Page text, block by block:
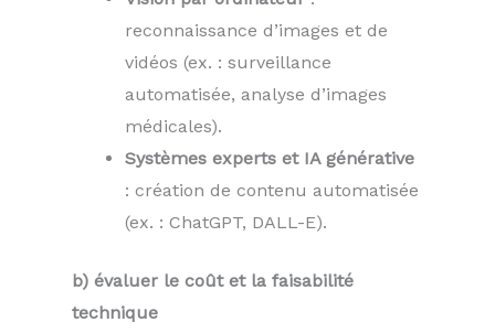
reconnaissance d’images et de
vidéos (ex. : surveillance
automatisée, analyse d’images
médicales).
Systèmes experts et IA générative
: création de contenu automatisée
(ex. : ChatGPT, DALL-E).
b) évaluer le coût et la faisabilité
technique